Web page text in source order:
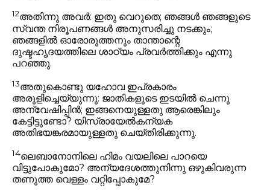
12അതിന്നു അവർ: ഇതു വെറുതെ; ഞങ്ങൾ ഞങ്ങളുടെ
സ്വന്ത നിരൂപണങ്ങൾ അനുസരിച്ചു നടക്കും;
ഞങ്ങളിൽ ഓരോരുത്തനും താന്താന്റെ
ദുഷ്ടഹൃദയത്തിലെ ശാഠ്യം പ്രവർത്തിക്കും എന്നു
പറഞ്ഞു.
13അതുകൊണ്ടു യഹോവ ഇപ്രകാരം
അരുളിച്ചെയ്യുന്നു: ജാതികളുടെ ഇടയിൽ ചെന്നു
അന്വേഷിപ്പിൻ; ഇങ്ങനെയുള്ളതു ആരെങ്കിലും
കേട്ടിട്ടുണ്ടോ? യിസ്രായേൽകന്യക
അതിഭയങ്കരമായുള്ളതു ചെയ്തിരിക്കുന്നു.
14ലെബാനോനിലെ ഹിമം വയലിലെ പാറയെ
വിട്ടുപോകുമോ? അന്യദേശത്തുനിന്നു ഒഴുകിവരുന്ന
തണുത്ത വെള്ളം വറ്റിപ്പോകുമേ?